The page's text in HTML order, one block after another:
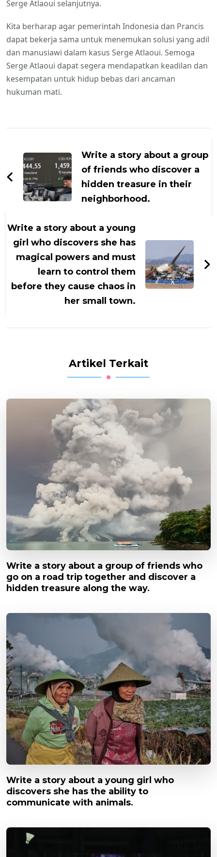
Serge Atlaoui selanjutnya.
Kita berharap agar pemerintah Indonesia dan Prancis
dapat bekerja sama untuk menemukan solusi yang adil
dan manusiawi dalam kasus Serge Atlaoui. Semoga
Serge Atlaoui dapat segera mendapatkan keadilan dan
kesempatan untuk hidup bebas dari ancaman
hukuman mati.
Artikel
Write a story about a group
of friends who discover a
hidden treasure in their
neighborhood.
Write a story about a young
girl who discovers she has
magical powers and must
learn to control them
before they cause chaos in
her small town.
Artikel Terkait
Write a story about a group of friends who
go on a road trip together and discover a
hidden treasure along the way.
Write a story about a young girl who
discovers she has the ability to
communicate with animals.